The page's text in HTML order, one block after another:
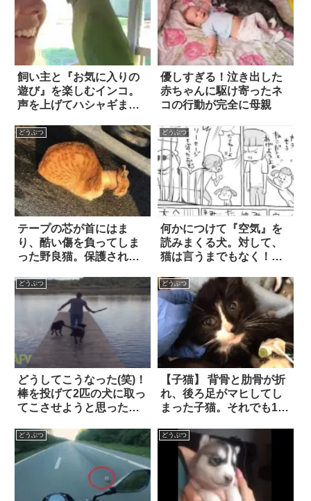
飼い主と『お気に入りの
遊び』を楽しむインコ。
声を上げてハシャギまく
点があって…？
優しすぎる！泣き出した
赤ちゃんに駆け寄ったネ
コの行動が完全に母親
どうぶつ
テープの芯が首にはま
り、酷い傷を負ってしま
った野良猫。保護されて
ど、やがて里親に預けら
れると…
どうぶつ
何かにつけて『空気』を
読みまくる犬。対して、
猫は言うまでもなく！？
どうぶつ
どうしてこうなった(笑)！
棒を投げて2匹の犬に取っ
てこさせようと思った
どうぶつ
【子猫】 背骨と肋骨が折
れ、後ろ足がマヒしてし
まった子猫。それでも10
の変身』を遂げた！！
どうぶつ どうぶつ